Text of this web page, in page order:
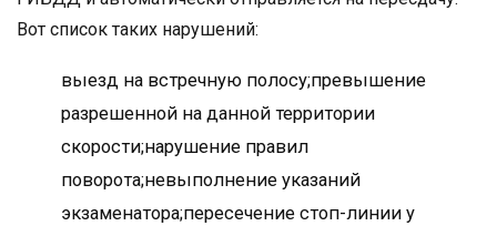
Вот список таких нарушений:
выезд на встречную полосу;превышение
разрешенной на данной территории
скорости;нарушение правил
поворота;невыполнение указаний
экзаменатора;пересечение стоп-линии у